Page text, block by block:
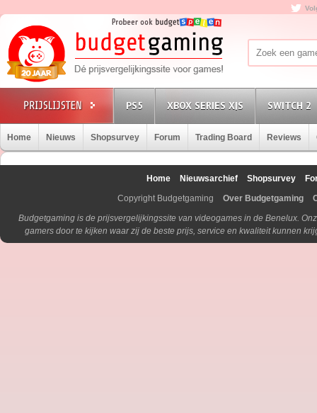
PS5 XBOX SERIES X|S SWITCH 2
Home Nieuws Shopsurvey Forum Trading Board Reviews
Home Nieuwsarchief Shopsurvey
Copyright Budgetgaming
Over Budgetgaming
Budgetgaming is de prijsvergelijkingssite van videogames in de Benelux.
gamers door te kijken waar zij de beste prijs, service en kwaliteit kunnen